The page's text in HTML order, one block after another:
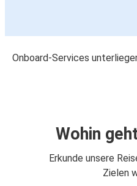
Onboard-Services
Wohin
Erkunde unsere
Zielen